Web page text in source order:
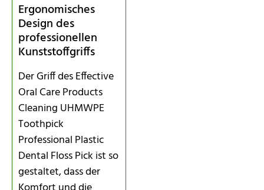
Ergonomisches
Design des
professionellen
Kunststoffgriffs
Der Griff des Effective
Oral Care Products
Cleaning UHMWPE
Toothpick
Professional Plastic
Dental Floss Pick ist so
gestaltet, dass der